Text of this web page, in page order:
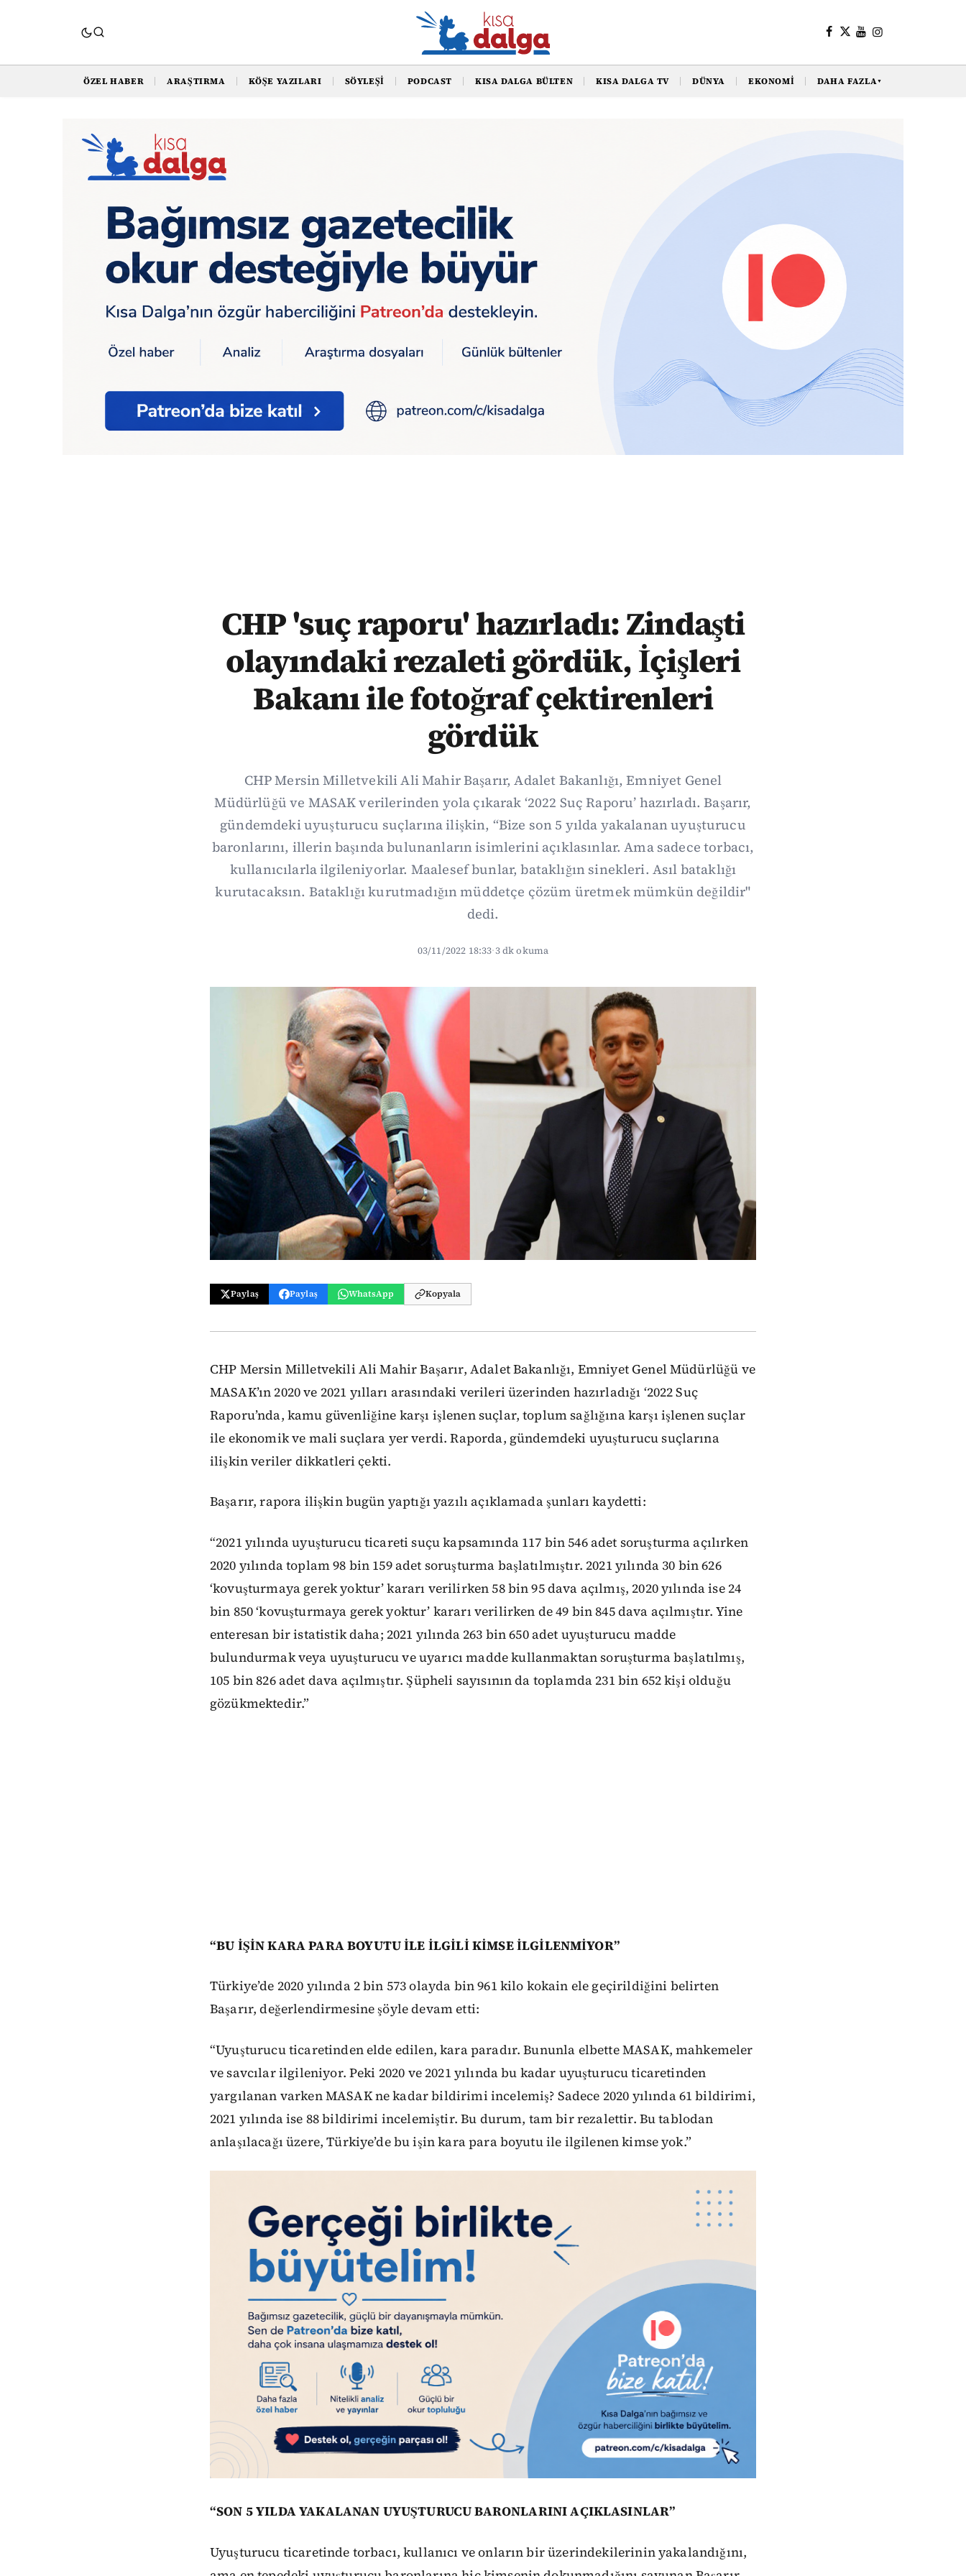
ÖZEL HABER ARAŞTIRMA KÖŞE YAZILARI SÖYLEŞI PODCAST KISA DALGA BÜLTEN KISA DALGA TV DÜNYA EKONOMI DAHA FAZLA▼
CHP 'suç raporu' hazırladı: Zindaşti olayındaki rezaleti gördük, İçişleri Bakanı ile fotoğraf çektirenleri gördük
CHP 'suç raporu' hazırladı: Zindaşti
olayındaki rezaleti gördük, İçişleri
Bakanı ile fotoğraf çektirenleri
gördük
CHP Mersin Milletvekili Ali Mahir Başarır, Adalet Bakanlığı, Emniyet Genel
Müdürlüğü ve MASAK verilerinden yola çıkarak ‘2022 Suç Raporu’ hazırladı. Başarır,
gündemdeki uyuşturucu suçlarına ilişkin, “Bize son 5 yılda yakalanan uyuşturucu
baronlarını, illerin başında bulunanların isimlerini açıklasınlar. Ama sadece torbacı,
kullanıcılarla ilgileniyorlar. Maalesef bunlar, bataklığın sinekleri. Asıl bataklığı
kurutacaksın. Bataklığı kurutmadığın müddetçe çözüm üretmek mümkün değildir"
dedi.
03/11/2022 18:33·3 dk okuma
Paylaş Paylaş WhatsApp Kopyala
CHP Mersin Milletvekili Ali Mahir Başarır, Adalet Bakanlığı, Emniyet Genel Müdürlüğü ve
MASAK’ın 2020 ve 2021 yılları arasındaki verileri üzerinden hazırladığı ‘2022 Suç
Raporu’nda, kamu güvenliğine karşı işlenen suçlar, toplum sağlığına karşı işlenen suçlar
ile ekonomik ve mali suçlara yer verdi. Raporda, gündemdeki uyuşturucu suçlarına
ilişkin veriler dikkatleri çekti.
Başarır, rapora ilişkin bugün yaptığı yazılı açıklamada şunları kaydetti:
“2021 yılında uyuşturucu ticareti suçu kapsamında 117 bin 546 adet soruşturma açılırken
2020 yılında toplam 98 bin 159 adet soruşturma başlatılmıştır. 2021 yılında 30 bin 626
‘kovuşturmaya gerek yoktur’ kararı verilirken 58 bin 95 dava açılmış, 2020 yılında ise 24
bin 850 ‘kovuşturmaya gerek yoktur’ kararı verilirken de 49 bin 845 dava açılmıştır. Yine
enteresan bir istatistik daha; 2021 yılında 263 bin 650 adet uyuşturucu madde
bulundurmak veya uyuşturucu ve uyarıcı madde kullanmaktan soruşturma başlatılmış,
105 bin 826 adet dava açılmıştır. Şüpheli sayısının da toplamda 231 bin 652 kişi olduğu
gözükmektedir.”
“BU İŞİN KARA PARA BOYUTU İLE İLGİLİ KİMSE İLGİLENMİYOR”
Türkiye’de 2020 yılında 2 bin 573 olayda bin 961 kilo kokain ele geçirildiğini belirten
Başarır, değerlendirmesine şöyle devam etti:
“Uyuşturucu ticaretinden elde edilen, kara paradır. Bununla elbette MASAK, mahkemeler
ve savcılar ilgileniyor. Peki 2020 ve 2021 yılında bu kadar uyuşturucu ticaretinden
yargılanan varken MASAK ne kadar bildirimi incelemiş? Sadece 2020 yılında 61 bildirimi,
2021 yılında ise 88 bildirimi incelemiştir. Bu durum, tam bir rezalettir. Bu tablodan
anlaşılacağı üzere, Türkiye’de bu işin kara para boyutu ile ilgilenen kimse yok.”
“SON 5 YILDA YAKALANAN UYUŞTURUCU BARONLARINI AÇIKLASINLAR”
Uyuşturucu ticaretinde torbacı, kullanıcı ve onların bir üzerindekilerinin yakalandığını,